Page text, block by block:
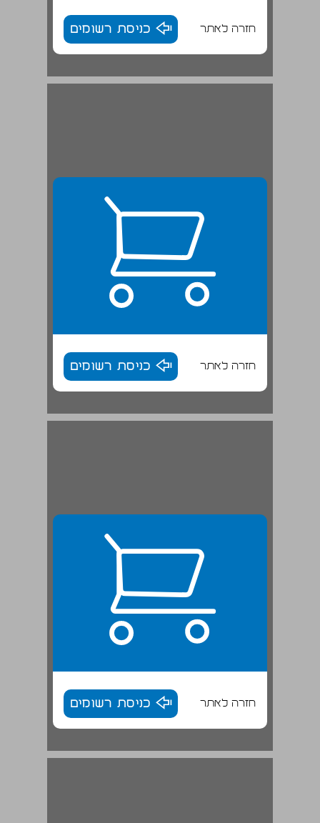
חזרה לאתר כניסת רשומים
חזרה לאתר כניסת רשומים
חזרה לאתר כניסת רשומים